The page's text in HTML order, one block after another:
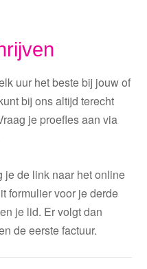
uur het beste bij jouw of
bij ons altijd terecht
je proefles aan via
je de link naar het online
formulier voor je derde
je lid. Er volgt dan
de eerste factuur.